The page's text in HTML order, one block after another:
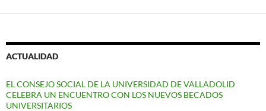
ACTUALIDAD
EL CONSEJO SOCIAL DE LA UNIVERSIDAD DE VALLADOLID
CELEBRA UN ENCUENTRO CON LOS NUEVOS BECADOS
UNIVERSITARIOS